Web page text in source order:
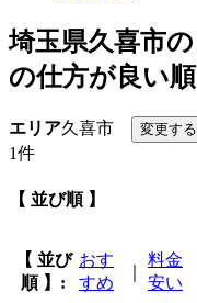
埼玉県久喜市
の仕方が良い順
エリア久喜市
1件
【 並び順 】
【 並び
順 】:
おす
すめ
料金
安い